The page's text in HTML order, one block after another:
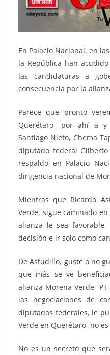
En Palacio Nacional, en
la República han
las candidaturas a
consecuencia por la
Parece que pronto
Querétaro, por ahí a y
Santiago Nieto, Chema
diputado federal
respaldo en Palacio
dirigencia nacional de
Mientras que Ricardo
Verde, sigue caminado
alianza le sea
decisión e ir solo como
De Astudillo, guste o no
que más se ve
alianza Morena-Verde-
las negociaciones de
diputados federales, le
Verde en Querétaro, no
No es un secreto que